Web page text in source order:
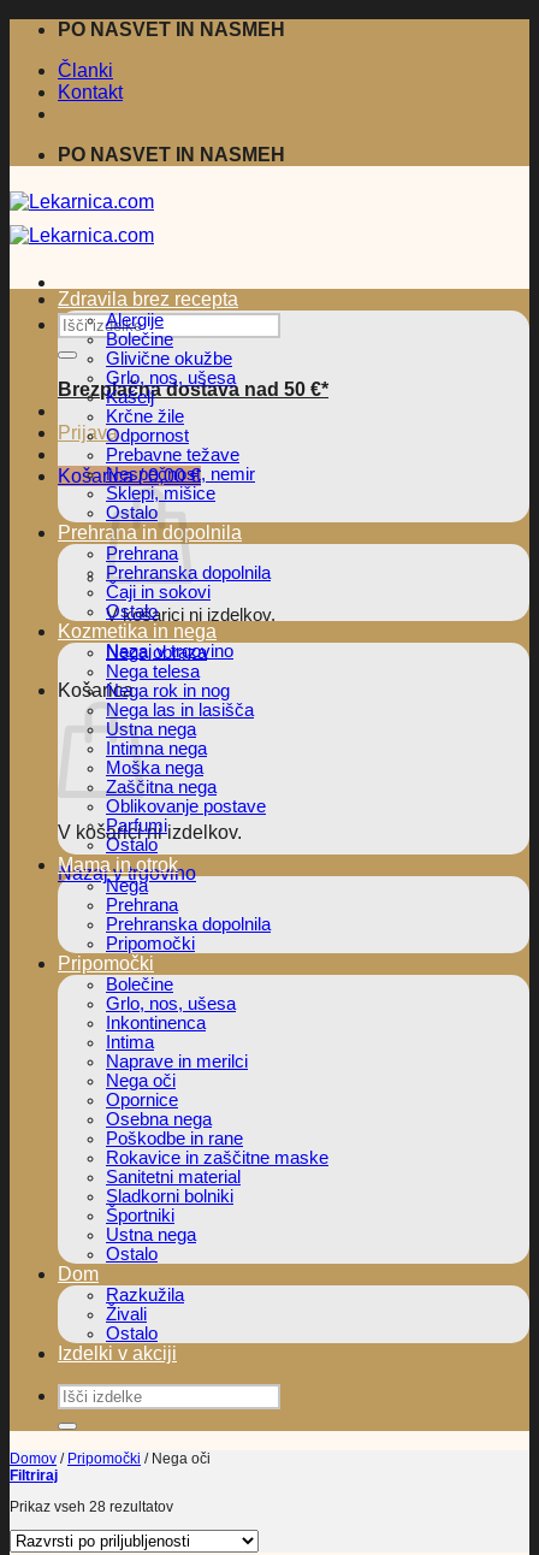
Skoči
vsebino
PO NASVET IN NASMEH
Članki
Kontakt
PO NASVET IN NASMEH
Išči:
Brezplačna dostava nad 50 €*
Prijava
Košarica /0,00€
V košarici ni izdelkov.
Nazaj v trgovino
Košarica
V košarici ni izdelkov.
Nazaj v trgovino
Zdravila brez recepta
Alergije
Bolečine
Glivične okužbe
Grlo, nos, ušesa
Kašelj
Krčne žile
Odpornost
Prebavne težave
Nespečnost, nemir
Sklepi, mišice
Ostalo
Prehrana in dopolnila
Prehrana
Prehranska dopolnila
Čaji in sokovi
Ostalo
Kozmetika in nega
Nega obraza
Nega telesa
Nega rok in nog
Nega las in lasišča
Ustna nega
Intimna nega
Moška nega
Zaščitna nega
Oblikovanje postave
Parfumi
Ostalo
Mama in otrok
Nega
Prehrana
Prehranska dopolnila
Pripomočki
Pripomočki
Bolečine
Grlo, nos, ušesa
Inkontinenca
Intima
Naprave in merilci
Nega oči
Opornice
Osebna nega
Poškodbe in rane
Rokavice in zaščitne maske
Sanitetni material
Sladkorni bolniki
Športniki
Ustna nega
Ostalo
Dom
Razkužila
Živali
Ostalo
Izdelki v akciji
Išči:
Domov / Pripomočki /Nega oči
Filtriraj
Prikaz vseh 28 rezultatovRazvrščeno
priljubljenosti